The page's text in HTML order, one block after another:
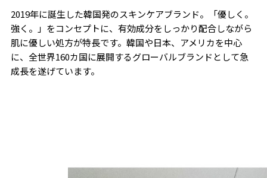
2019年に誕生した韓国発のスキンケアブランド。「優しく。
強く。」をコンセプトに、有効成分をしっかり配合しながら
肌に優しい処方が特長です。韓国や日本、アメリカを中心
に、全世界160カ国に展開するグローバルブランドとして急
成長を遂げています。